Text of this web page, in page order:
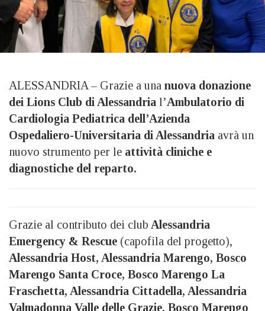
ALESSANDRIA – Grazie a una nuova donazione
dei Lions Club di Alessandria l’Ambulatorio di
Cardiologia Pediatrica dell’Azienda
Ospedaliero-Universitaria di Alessandria avrà un
nuovo strumento per le attività cliniche e
diagnostiche del reparto.
Grazie al contributo dei club Alessandria
Emergency & Rescue (capofila del progetto),
Alessandria Host, Alessandria Marengo, Bosco
Marengo Santa Croce, Bosco Marengo La
Fraschetta, Alessandria Cittadella, Alessandria
Valmadonna Valle delle Grazie, Bosco Marengo